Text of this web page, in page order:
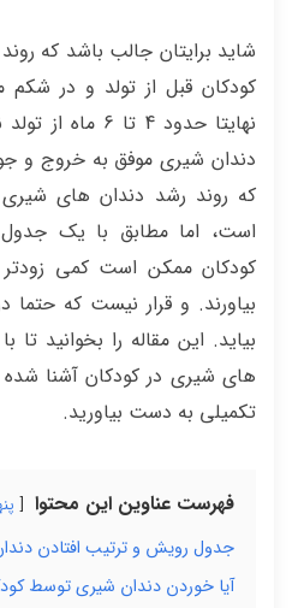
شاید برایتان جالب باشد که
کودکان قبل از تولد و در شکم
نهایتا حدود 4
دندان شیری موفق به خروج و
که روند رشد دندان های
است، اما مطابق با یک
کودکان ممکن است کمی زودتر
بیاید. این مقاله را بخوانید
های شیری در کودکان آشنا
تکمیلی به دست بیاورید.
فهرست عناوین این محتوا
جدول رویش و ترتیب افتادن
آیا خوردن دندان شیری توسط